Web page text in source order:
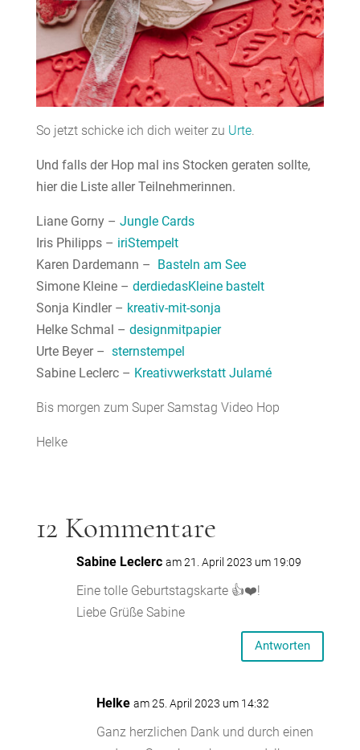
So jetzt schicke ich dich weiter zu Urte.
Und falls der Hop mal ins Stocken geraten sollte,
hier die Liste aller Teilnehmerinnen.
Liane Gorny – Jungle Cards
Iris Philipps – iriStempelt
Karen Dardemann – Basteln am See
Simone Kleine – derdiedasKleine bastelt
Sonja Kindler – kreativ-mit-sonja
Helke Schmal – designmitpapier
Urte Beyer – sternstempel
Sabine Leclerc – Kreativwerkstatt Julamé
Bis morgen zum Super Samstag Video Hop
Helke
12 Kommentare
Sabine Leclerc am 21. April 2023 um 19:09
Eine tolle Geburtstagskarte 👍❤️!
Liebe Grüße Sabine
Antworten
Helke am 25. April 2023 um 14:32
Ganz herzlichen Dank und durch einen